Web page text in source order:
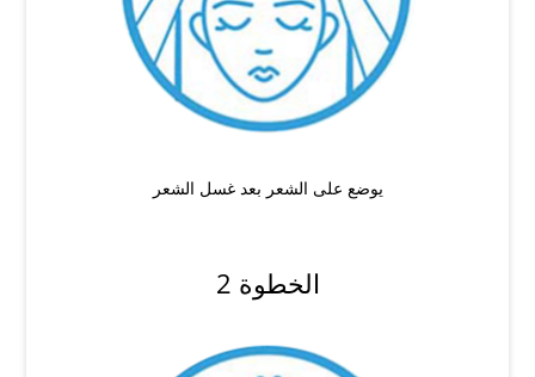
يوضع على الشعر بعد غسل الشعر
الخطوة 2